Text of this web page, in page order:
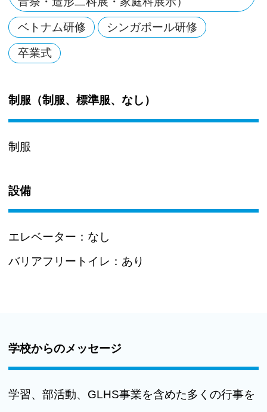
ベトナム研修 シンガポール研修
卒業式
制服（制服、標準服、なし）
制服
設備
エレベーター： なし
バリアフリートイレ： あり
学校からのメッセージ
学習、部活動、GLHS事業を含めた多くの行事を